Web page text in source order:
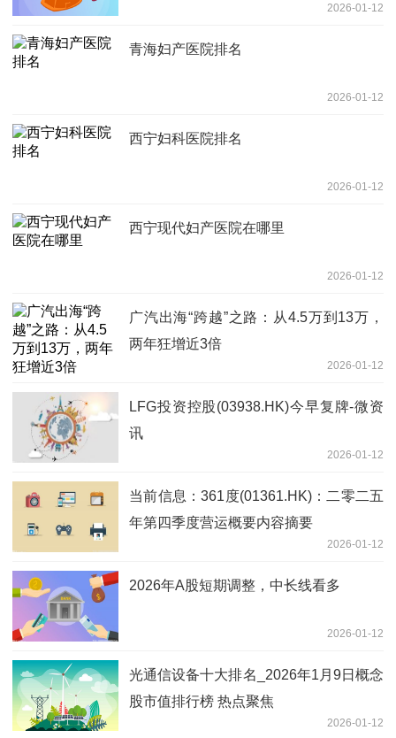
2026-01-12
青海妇产医院排名
2026-01-12
西宁妇科医院排名
2026-01-12
西宁现代妇产医院在哪里
2026-01-12
广汽出海“跨越”之路：从4.5万到13万，
两年狂增近3倍
2026-01-12
LFG投资控股(03938.HK)今早复牌-微资
讯
2026-01-12
当前信息：361度(01361.HK)：二零二五
年第四季度营运概要内容摘要
2026-01-12
2026年A股短期调整，中长线看多
2026-01-12
光通信设备十大排名_2026年1月9日概念
股市值排行榜 热点聚焦
2026-01-12